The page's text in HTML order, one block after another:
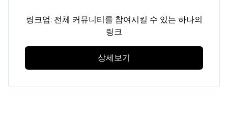
링크업: 전체 커뮤니티를 참여시킬 수 있는 하나의
링크
상세보기